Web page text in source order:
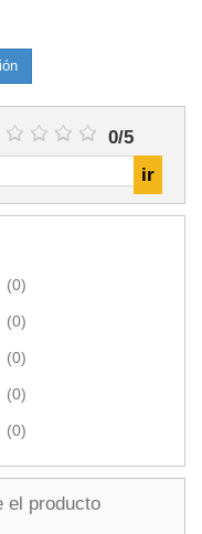
0/5
(0)
(0)
(0)
(0)
(0)
el producto